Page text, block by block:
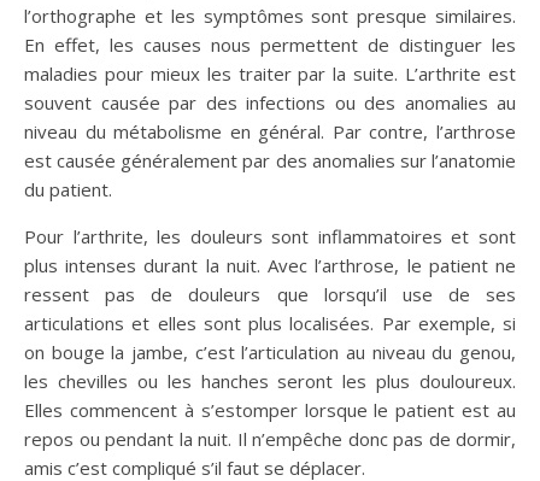
l’orthographe et les symptômes sont presque similaires.
En effet, les causes nous permettent de distinguer les
maladies pour mieux les traiter par la suite. L’arthrite est
souvent causée par des infections ou des anomalies au
niveau du métabolisme en général. Par contre, l’arthrose
est causée généralement par des anomalies sur l’anatomie
du patient.
Pour l’arthrite, les douleurs sont inflammatoires et sont
plus intenses durant la nuit. Avec l’arthrose, le patient ne
ressent pas de douleurs que lorsqu’il use de ses
articulations et elles sont plus localisées. Par exemple, si
on bouge la jambe, c’est l’articulation au niveau du genou,
les chevilles ou les hanches seront les plus douloureux.
Elles commencent à s’estomper lorsque le patient est au
repos ou pendant la nuit. Il n’empêche donc pas de dormir,
amis c’est compliqué s’il faut se déplacer.